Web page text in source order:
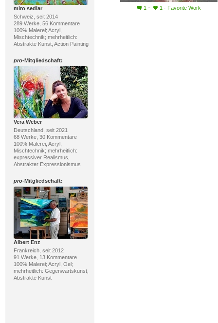
miro sedlar
Schweiz, seit 2014
289 Werke, 56 Kommentare
100% Malerei; Acryl,
Mischtechnik; mehrheitlich:
Abstrakte Kunst, Action Painting
pro-Mitgliedschaft:
Vera Weber
Deutschland, seit 2021
68 Werke, 30 Kommentare
100% Malerei; Acryl,
Mischtechnik; mehrheitlich:
expressiver Realismus,
Abstrakter Expressionismus
pro-Mitgliedschaft:
Albert Enz
Frankreich, seit 2012
91 Werke, 13 Kommentare
100% Malerei; Acryl, Oel;
mehrheitlich: Gegenwartskunst,
Abstrakte Kunst
1 · 1 · Favorite Work